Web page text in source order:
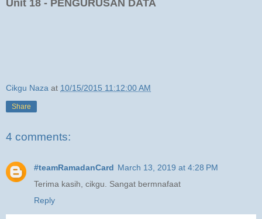
Unit 18 - PENGURUSAN DATA
Cikgu Naza at 10/15/2015 11:12:00 AM
Share
4 comments:
#teamRamadanCard March 13, 2019 at 4:28 PM
Terima kasih, cikgu. Sangat bermnafaat
Reply